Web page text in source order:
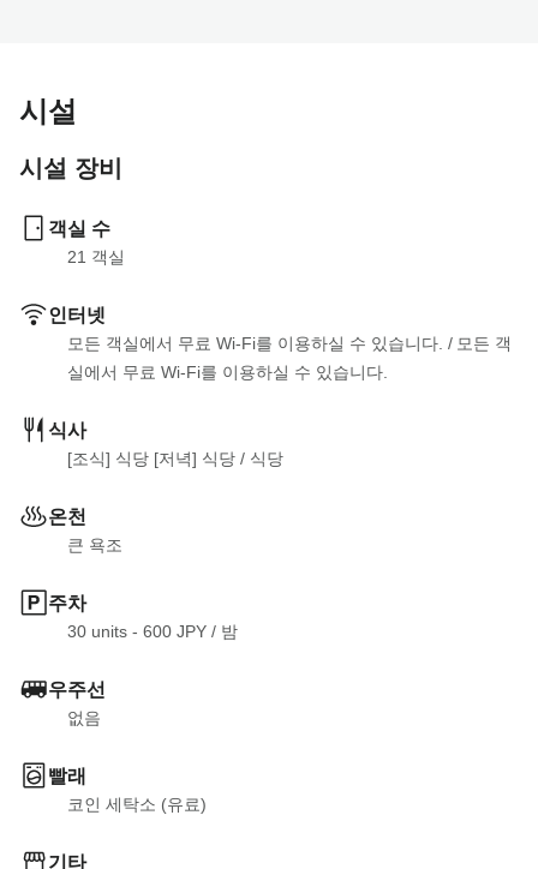
시설
시설 장비
객실 수
21 객실
인터넷
모든 객실에서 무료 Wi-Fi를 이용하실 수 있습니다. / 모든 객
실에서 무료 Wi-Fi를 이용하실 수 있습니다.
식사
[조식] 식당 [저녁] 식당 / 식당
온천
큰 욕조
주차
30 units - 600 JPY / 밤
우주선
없음
빨래
코인 세탁소 (유료)
기타